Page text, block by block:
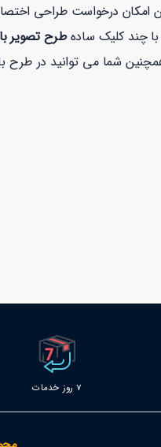
امکان درخواست طراحی
با چند کلیک سادهطرح تصویر
7 روز خدمات